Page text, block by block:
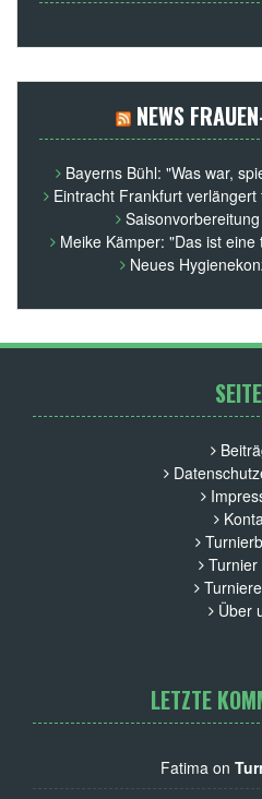
NEWS
Bayerns Bühl: "Was war,
Eintracht Frankfurt
Meike Kämper: "Das ist
Neues
Turnier
Über
LETZTE
Fatima on